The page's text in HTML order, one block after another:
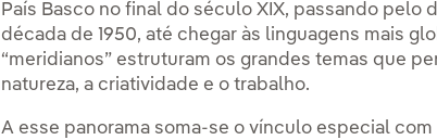
País Basco no final do século XIX, passando pelo
década de 1950, até chegar às linguagens mais
“meridianos” estruturam os grandes temas que
natureza, a criatividade e o trabalho.
A esse panorama soma-se o vínculo especial